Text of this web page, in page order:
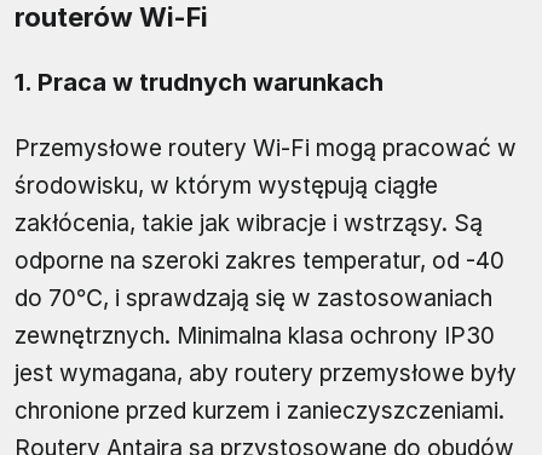
routerów Wi-Fi
1. Praca w trudnych warunkach
Przemysłowe routery Wi-Fi mogą pracować w
środowisku, w którym występują ciągłe
zakłócenia, takie jak wibracje i wstrząsy. Są
odporne na szeroki zakres temperatur, od -40
do 70℃, i sprawdzają się w zastosowaniach
zewnętrznych. Minimalna klasa ochrony IP30
jest wymagana, aby routery przemysłowe były
chronione przed kurzem i zanieczyszczeniami.
Routery Antaira są przystosowane do obudów